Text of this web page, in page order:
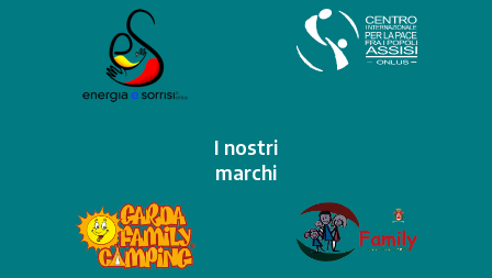
I nostri
marchi